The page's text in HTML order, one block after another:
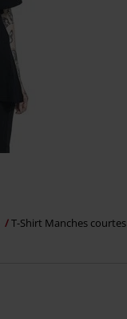
T-Shirt Manches courtes